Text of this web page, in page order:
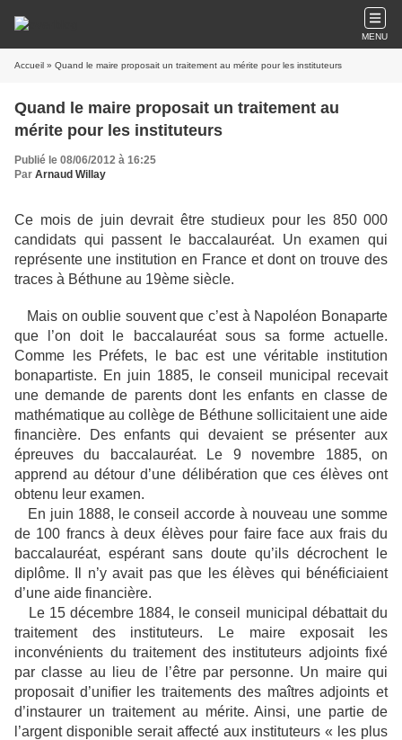
MENU
Accueil » Quand le maire proposait un traitement au mérite pour les instituteurs
Quand le maire proposait un traitement au
mérite pour les instituteurs
Publié le 08/06/2012 à 16:25
Par Arnaud Willay
Ce mois de juin devrait être studieux pour les 850 000
candidats qui passent le baccalauréat. Un examen qui
représente une institution en France et dont on trouve des
traces à Béthune au 19ème siècle.
Mais on oublie souvent que c’est à Napoléon Bonaparte
que l’on doit le baccalauréat sous sa forme actuelle.
Comme les Préfets, le bac est une véritable institution
bonapartiste. En juin 1885, le conseil municipal recevait
une demande de parents dont les enfants en classe de
mathématique au collège de Béthune sollicitaient une aide
financière. Des enfants qui devaient se présenter aux
épreuves du baccalauréat. Le 9 novembre 1885, on
apprend au détour d’une délibération que ces élèves ont
obtenu leur examen.
En juin 1888, le conseil accorde à nouveau une somme
de 100 francs à deux élèves pour faire face aux frais du
baccalauréat, espérant sans doute qu’ils décrochent le
diplôme. Il n’y avait pas que les élèves qui bénéficiaient
d’une aide financière.
Le 15 décembre 1884, le conseil municipal débattait du
traitement des instituteurs. Le maire exposait les
inconvénients du traitement des instituteurs adjoints fixé
par classe au lieu de l’être par personne. Un maire qui
proposait d’unifier les traitements des maîtres adjoints et
d’instaurer un traitement au mérite. Ainsi, une partie de
l’argent disponible serait affecté aux instituteurs « les plus